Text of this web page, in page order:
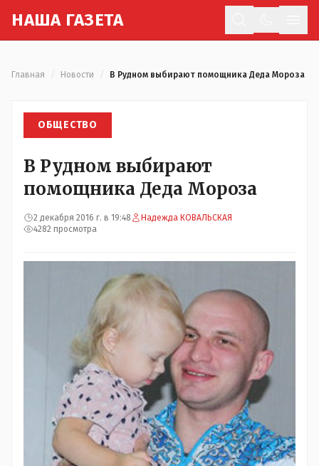
НАША ГАЗЕТА
Главная Новости В Рудном выбирают помощника Деда Мороза
ОБЩЕСТВО
В Рудном выбирают
помощника Деда Мороза
2 декабря 2016 г. в 19:48
Надежда КОВАЛЬСКАЯ
4282 просмотра